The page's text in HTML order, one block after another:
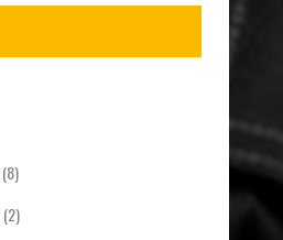
(8)
(2)